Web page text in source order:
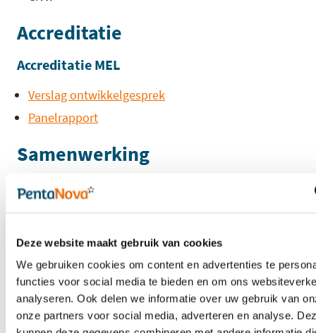
Deze website maakt gebruik van cookies
We gebruiken cookies om content en advertenties te
functies voor social media te bieden en om ons
analyseren. Ook delen we informatie over uw gebruik van
onze partners voor social media, adverteren en analyse.
Accreditatie
Accreditatie MEL
Verslag ontwikkelgesprek
Panelrapport
Samenwerking
Penta Nova is een samenwerkingsverband van zeven
hogescholen. Onze unieke samenwerking maakt het
van onze locaties. Iedere locatie waarborgt dezelfde
inhoud en kwaliteit. Onderling kunnen accenten
verschillen.
De zeven hogescholen die
samenwerken binnen Penta Nova zijn: Christelijke